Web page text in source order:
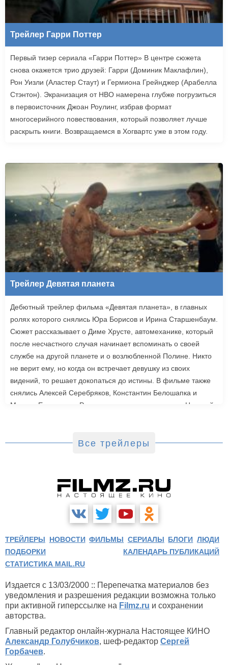
Трейлер Гарри Поттер
Первый тизер сериала «Гарри Поттер» В центре сюжета
снова окажется трио друзей: Гарри (Доминик Маклафлин),
Рон Уизли (Аластер Стаут) и Гермиона Грейнджер (Арабелла
Стэнтон). Экранизация от HBO намерена глубже погрузиться
в первоисточник Джоан Роулинг, избрав формат
многосерийного повествования, который позволяет лучше
раскрыть книги. Возвращаемся в Хогвартс уже в этом году.
Трейлер Девятая планета
Дебютный трейлер фильма «Девятая планета», в главных
ролях которого снялись Юра Борисов и Ирина Старшенбаум.
Сюжет рассказывает о Диме Хрусте, автомеханике, который
после несчастного случая начинает вспоминать о своей
службе на другой планете и о возлюбленной Полине. Никто
не верит ему, но когда он встречает девушку из своих
видений, то решает докопаться до истины. В фильме также
снялись Алексей Серебряков, Константин Белошапка и
Максим Емельянов. Режиссером картины выступил Николай
Все трейлеры
ТРЕЙЛЕРЫ НОВОСТИ ФИЛЬМЫ СЕРИАЛЫ БЛОГИ ЛЮДИ
ПОДБОРКИ
КАЛЕНДАРЬ ПУБЛИКАЦИЙ
СТАТИСТИКА MAIL.RU
Издается с 13/03/2000 :: Перепечатка материалов без
уведомления и разрешения редакции возможна только
при активной гиперссылке на Filmz.ru и сохранении
авторства.
Главный редактор онлайн-журнала Настоящее КИНО
Александр Голубчиков, шеф-редактор Сергей
Горбачев.